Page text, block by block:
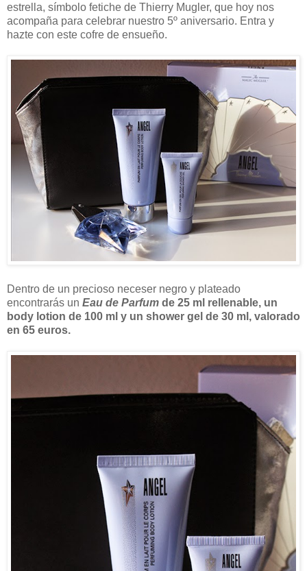
estrella, símbolo fetiche de Thierry Mugler, que hoy nos
acompaña para celebrar nuestro 5º aniversario. Entra y
hazte con este cofre de ensueño.
Dentro de un precioso neceser negro y plateado
encontrarás un Eau de Parfum de 25 ml rellenable, un
body lotion de 100 ml y un shower gel de 30 ml, valorado
en 65 euros.